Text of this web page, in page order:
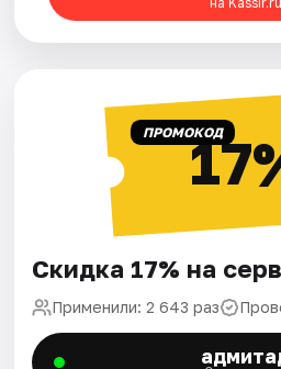
ПРОМОКОД
Скидка 17% на
Применили: 2 643 раз